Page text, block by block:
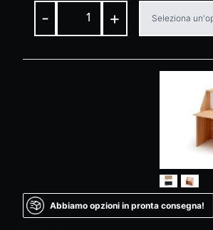
- + Seleziona
Abbiamo opzioni in pronta consegna!